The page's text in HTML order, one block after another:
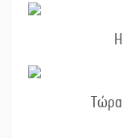
Τώρα